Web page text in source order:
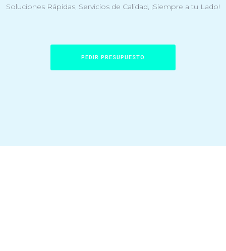
Soluciones Rápidas, Servicios de Calidad, ¡Siempre a tu Lado!
PEDIR PRESUPUESTO